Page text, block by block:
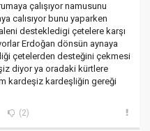
çalışıyor namusunu
calısıyor bunu yaparken
destekledigi çetelere karşı
Erdoğan dönsün aynaya
çetelerden desteğini çekmesi
diyor ya oradaki kürtlere
kardeşiz kardeşliğin gereği
(2)